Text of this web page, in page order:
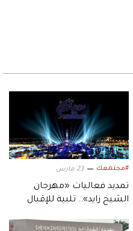
#مجتمعك 23 مارس
تمديد فعاليات «مهرجان
الشيخ زايد».. تلبية للإقبال